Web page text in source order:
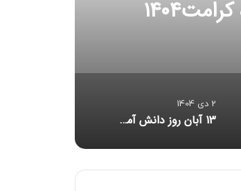
2 دی 1404
13 آبان روز دانش آموز